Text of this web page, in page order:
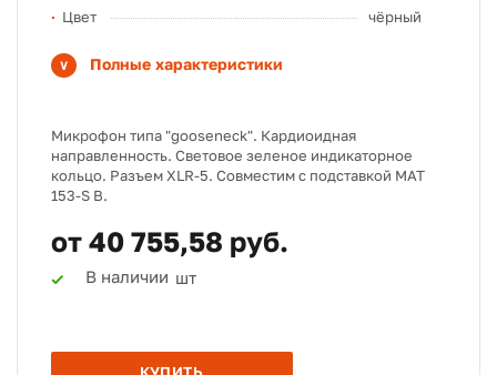
Цвет
чёрный
Полные характеристики
Микрофон типа "gooseneck". Кардиоидная
направленность. Световое зеленое индикаторное
кольцо. Разъем XLR-5. Совместим с подставкой MAT
153-S B.
от 40 755,58 руб.
В наличии шт